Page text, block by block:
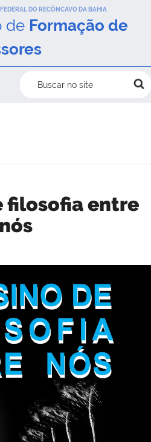
DO RECÔNCAVO DA BAHIA
de Formação de
Buscar no site
filosofia entre
nós